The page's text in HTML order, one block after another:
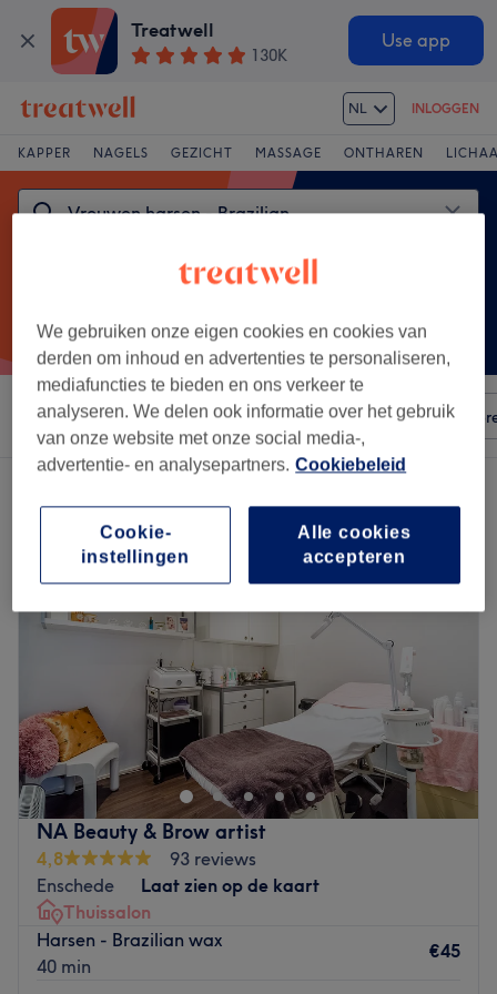
Treatwell
130K
Use app
NL INLOGGEN
KAPPER NAGELS GEZICHT MASSAGE ONTHAREN
Sorteer op Elke prijs Voorzieningen Salons
NA Beauty & Brow artist
4,8
93 reviews
Enschede
Laat zien op de kaart
Thuissalon
Harsen - Brazilian wax
40 min
€45
We gebruiken onze eigen cookies en cookies van
derden om inhoud en advertenties te personaliseren,
mediafuncties te bieden en ons verkeer te
analyseren. We delen ook informatie over het gebruik
van onze website met onze social media-,
advertentie- en analysepartners. Cookiebeleid
Alle cookies
accepteren
Cookie-
instellingen